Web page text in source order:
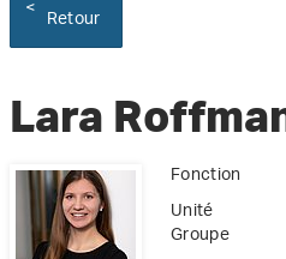
Retour
Lara
Fonction
Unité
Groupe